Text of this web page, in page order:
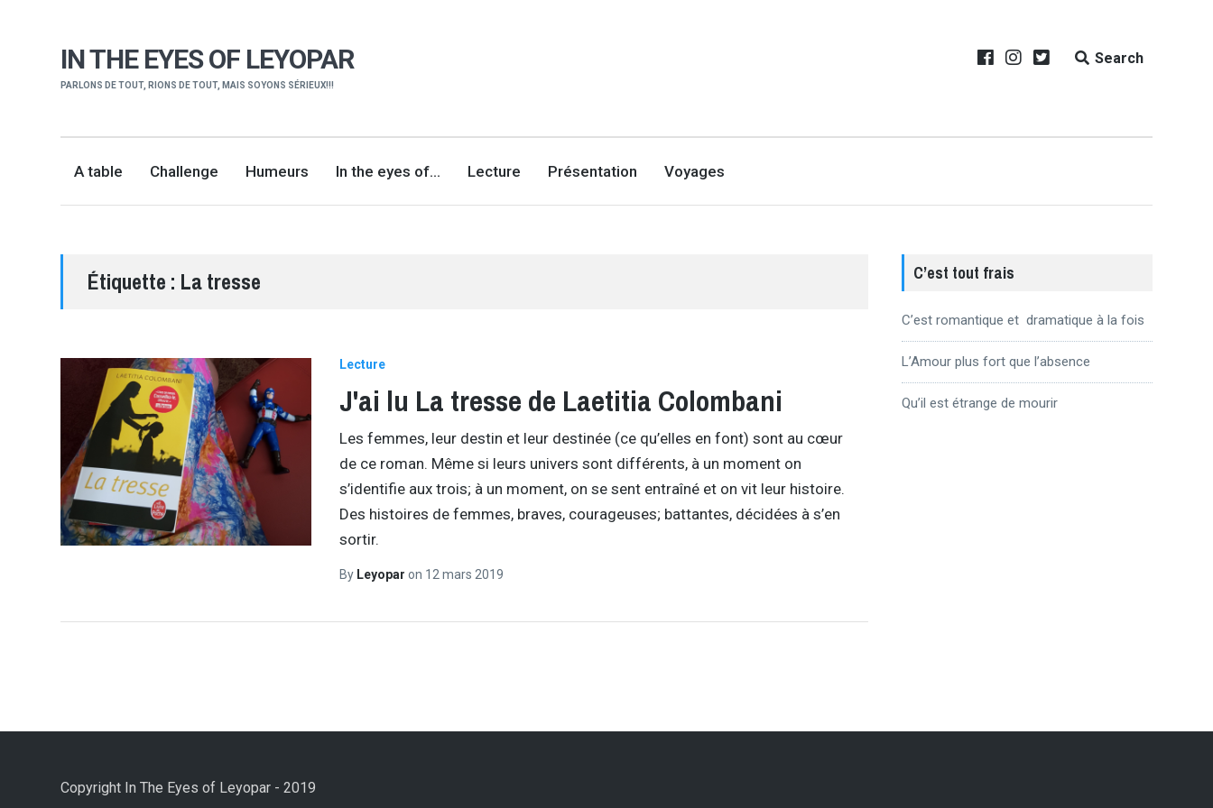
IN THE EYES OF LEYOPAR
PARLONS DE TOUT, RIONS DE TOUT, MAIS SOYONS SÉRIEUX!!!
Search
A table Challenge Humeurs In the eyes of… Lecture Présentation Voyages
Étiquette : La tresse
Lecture
J'ai lu La tresse de Laetitia Colombani
Les femmes, leur destin et leur destinée (ce qu’elles en font) sont au cœur
de ce roman. Même si leurs univers sont différents, à un moment on
s’identifie aux trois; à un moment, on se sent entraîné et on vit leur histoire.
Des histoires de femmes, braves, courageuses; battantes, décidées à s’en
sortir.
By Leyopar on 12 mars 2019
C’est tout frais
C’est romantique et dramatique à la fois
L’Amour plus fort que l’absence
Qu’il est étrange de mourir
Copyright In The Eyes of Leyopar - 2019